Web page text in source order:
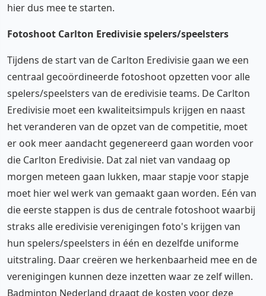
hier dus mee te starten.
Fotoshoot Carlton Eredivisie spelers/speelsters
Tijdens de start van de Carlton Eredivisie gaan we een
centraal gecoördineerde fotoshoot opzetten voor alle
spelers/speelsters van de eredivisie teams. De Carlton
Eredivisie moet een kwaliteitsimpuls krijgen en naast
het veranderen van de opzet van de competitie, moet
er ook meer aandacht gegenereerd gaan worden voor
die Carlton Eredivisie. Dat zal niet van vandaag op
morgen meteen gaan lukken, maar stapje voor stapje
moet hier wel werk van gemaakt gaan worden. Eén van
die eerste stappen is dus de centrale fotoshoot waarbij
straks alle eredivisie verenigingen foto's krijgen van
hun spelers/speelsters in één en dezelfde uniforme
uitstraling. Daar creëren we herkenbaarheid mee en de
verenigingen kunnen deze inzetten waar ze zelf willen.
Badminton Nederland draagt de kosten voor deze